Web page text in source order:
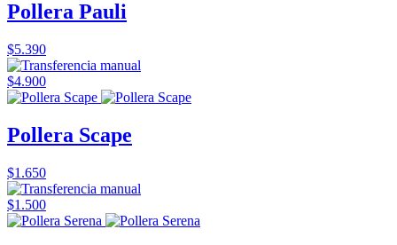
Pollera Pauli
$5.390
$4.900
Pollera Scape
$1.650
$1.500